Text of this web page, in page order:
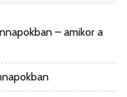
– amikor a